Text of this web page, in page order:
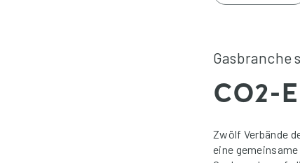
Gasbranche
CO2-
Zwölf Verbände
eine